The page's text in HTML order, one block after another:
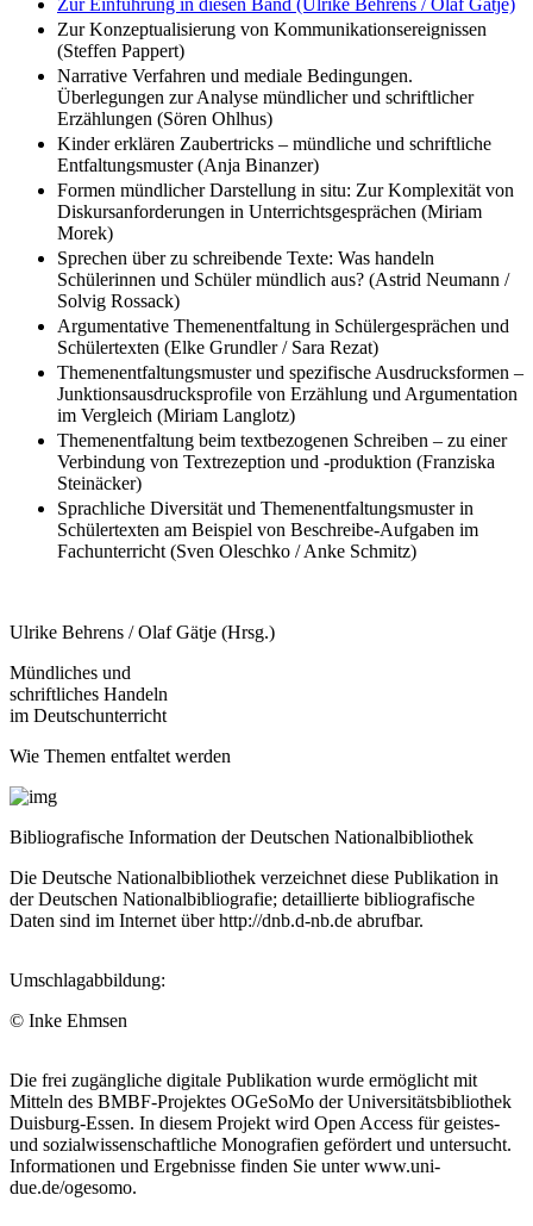
Zur Einführung in diesen Band (Ulrike Behrens / Olaf Gätje)
Zur Konzeptualisierung von Kommunikationsereignissen
(Steffen Pappert)
Narrative Verfahren und mediale Bedingungen.
Überlegungen zur Analyse mündlicher und schriftlicher
Erzählungen (Sören Ohlhus)
Kinder erklären Zaubertricks – mündliche und schriftliche
Entfaltungsmuster (Anja Binanzer)
Formen mündlicher Darstellung in situ: Zur Komplexität von
Diskursanforderungen in Unterrichtsgesprächen (Miriam
Morek)
Sprechen über zu schreibende Texte: Was handeln
Schülerinnen und Schüler mündlich aus? (Astrid Neumann /
Solvig Rossack)
Argumentative Themenentfaltung in Schülergesprächen und
Schülertexten (Elke Grundler / Sara Rezat)
Themenentfaltungsmuster und spezifische Ausdrucksformen –
Junktionsausdrucksprofile von Erzählung und Argumentation
im Vergleich (Miriam Langlotz)
Themenentfaltung beim textbezogenen Schreiben – zu einer
Verbindung von Textrezeption und -produktion (Franziska
Steinäcker)
Sprachliche Diversität und Themenentfaltungsmuster in
Schülertexten am Beispiel von Beschreibe-Aufgaben im
Fachunterricht (Sven Oleschko / Anke Schmitz)
Ulrike Behrens / Olaf Gätje (Hrsg.)
Mündliches und
schriftliches Handeln
im Deutschunterricht
Wie Themen entfaltet werden
Bibliografische Information der Deutschen Nationalbibliothek
Die Deutsche Nationalbibliothek verzeichnet diese Publikation in
der Deutschen Nationalbibliografie; detaillierte bibliografische
Daten sind im Internet überhttp://dnb.d-nb.de abrufbar.
Umschlagabbildung:
© Inke Ehmsen
Die frei zugängliche digitale Publikation wurde ermöglicht mit
Mitteln des BMBF-Projektes OGeSoMo der Universitätsbibliothek
Duisburg-Essen. In diesem Projekt wird Open Access für geistes-
und sozialwissenschaftliche Monografien gefördert und untersucht.
Informationen und Ergebnisse finden Sie unterwww.uni-
due.de/ogesomo.